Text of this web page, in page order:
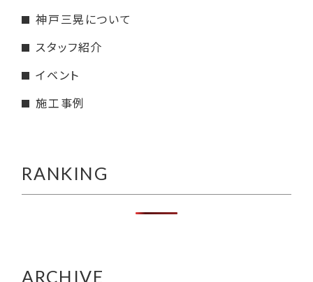
神戸三晃について
スタッフ紹介
イベント
施工事例
RANKING
ARCHIVE